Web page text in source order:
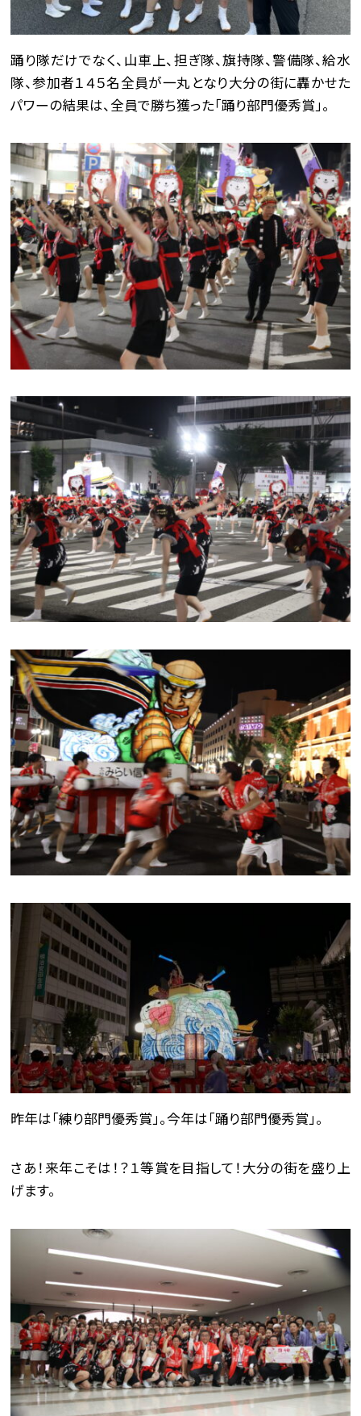
踊り隊だけでなく、山車上、担ぎ隊、旗持隊、警備隊、給水
隊、参加者１４５名全員が一丸となり大分の街に轟かせた
パワーの結果は、全員で勝ち獲った「踊り部門優秀賞」。
昨年は「練り部門優秀賞」。今年は「踊り部門優秀賞」。
さあ！来年こそは！？１等賞を目指して！大分の街を盛り上
げます。